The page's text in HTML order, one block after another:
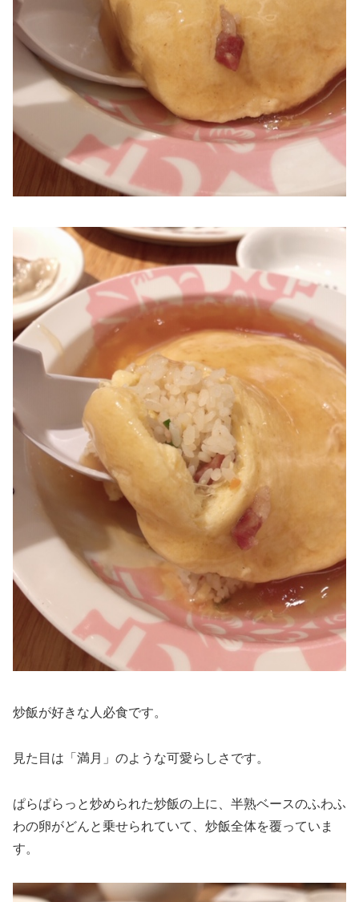
炒飯が好きな人必食です。
見た目は「満月」のような可愛らしさです。
ぱらぱらっと炒められた炒飯の上に、半熟ベースのふわふ
わの卵がどんと乗せられていて、炒飯全体を覆っていま
す。